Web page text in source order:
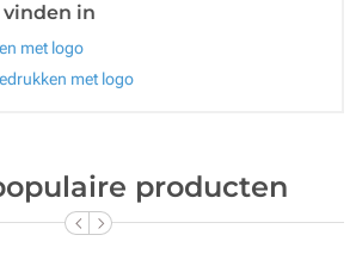
in
met logo
met logo
producten